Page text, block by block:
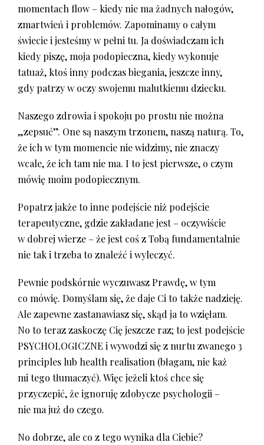
momentach flow – kiedy nie ma żadnych nałogów,
zmartwień i problemów. Zapominamy o całym
świecie i jesteśmy w pełni tu. Ja doświadczam ich
kiedy piszę, moja podopieczna, kiedy wykonuje
tatuaż, ktoś inny podczas biegania, jeszcze inny,
gdy patrzy w oczy swojemu malutkiemu dziecku.
Naszego zdrowia i spokoju po prostu nie można
„zepsuć”. One są naszym trzonem, naszą naturą. To,
że ich w tym momencie nie widzimy, nie znaczy
wcale, że ich tam nie ma. I to jest pierwsze, o czym
mówię moim podopiecznym.
Popatrz jakże to inne podejście niż podejście
terapeutyczne, gdzie zakładane jest – oczywiście
w dobrej wierze – że jest coś z Tobą fundamentalnie
nie tak i trzeba to znaleźć i wyleczyć.
Pewnie podskórnie wyczuwasz Prawdę, w tym
co mówię. Domyślam się, że daje Ci to także nadzieję.
Ale zapewne zastanawiasz się, skąd ja to wzięłam.
No to teraz zaskoczę Cię jeszcze raz; to jest podejście
PSYCHOLOGICZNE i wywodzi się z nurtu zwanego 3
principles lub health realisation (błagam, nie każ
mi tego tłumaczyć). Więc jeżeli ktoś chce się
przyczepić, że ignoruję zdobycze psychologii –
nie ma już do czego.
No dobrze, ale co z tego wynika dla Ciebie?